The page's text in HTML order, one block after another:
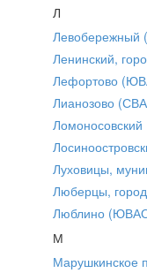
Л
Ленинский,
Лефортово
Лианозово
Луховицы,
Люберцы,
Люблино
М
Марушкинское